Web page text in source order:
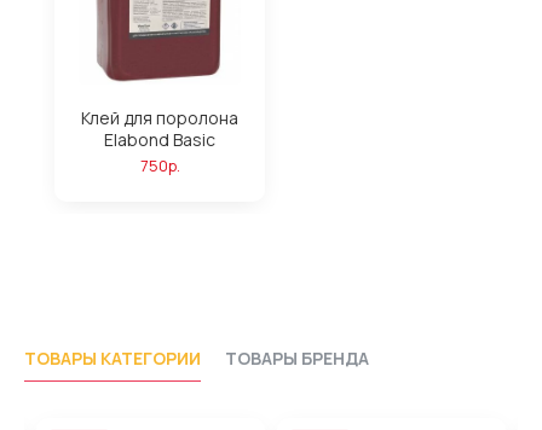
Клей для поролона
Elabond Basic
750р.
ТОВАРЫ КАТЕГОРИИ ТОВАРЫ БРЕНДА